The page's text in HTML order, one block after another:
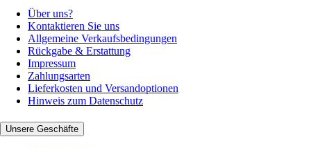
Über uns?
Kontaktieren Sie uns
Allgemeine Verkaufsbedingungen
Rückgabe & Erstattung
Impressum
Zahlungsarten
Lieferkosten und Versandoptionen
Hinweis zum Datenschutz
Unsere Geschäfte